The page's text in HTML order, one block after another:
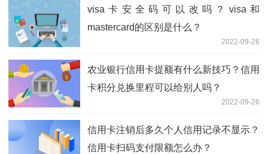
visa卡安全码可以改吗？visa和
mastercard的区别是什么？
2022-09-26
农业银行信用卡提额有什么新技巧？信用
卡积分兑换里程可以给别人吗？
2022-09-26
信用卡注销后多久个人信用记录不显示？
信用卡扫码支付限额怎么办？